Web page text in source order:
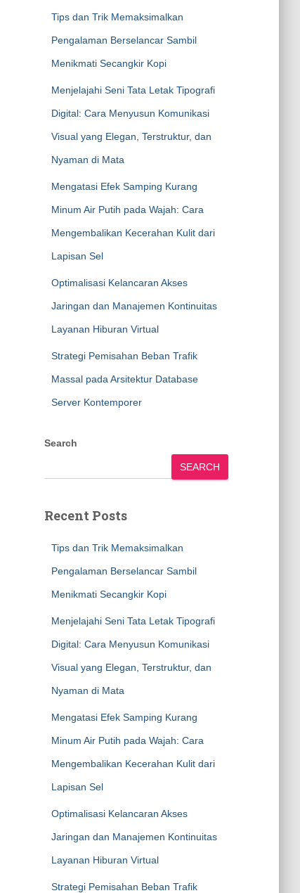
Tips dan Trik Memaksimalkan
Pengalaman Berselancar Sambil
Menikmati Secangkir Kopi
Menjelajahi Seni Tata Letak Tipografi
Digital: Cara Menyusun Komunikasi
Visual yang Elegan, Terstruktur, dan
Nyaman di Mata
Mengatasi Efek Samping Kurang
Minum Air Putih pada Wajah: Cara
Mengembalikan Kecerahan Kulit dari
Lapisan Sel
Optimalisasi Kelancaran Akses
Jaringan dan Manajemen Kontinuitas
Layanan Hiburan Virtual
Strategi Pemisahan Beban Trafik
Massal pada Arsitektur Database
Server Kontemporer
Search
SEARCH
Recent Posts
Tips dan Trik Memaksimalkan
Pengalaman Berselancar Sambil
Menikmati Secangkir Kopi
Menjelajahi Seni Tata Letak Tipografi
Digital: Cara Menyusun Komunikasi
Visual yang Elegan, Terstruktur, dan
Nyaman di Mata
Mengatasi Efek Samping Kurang
Minum Air Putih pada Wajah: Cara
Mengembalikan Kecerahan Kulit dari
Lapisan Sel
Optimalisasi Kelancaran Akses
Jaringan dan Manajemen Kontinuitas
Layanan Hiburan Virtual
Strategi Pemisahan Beban Trafik